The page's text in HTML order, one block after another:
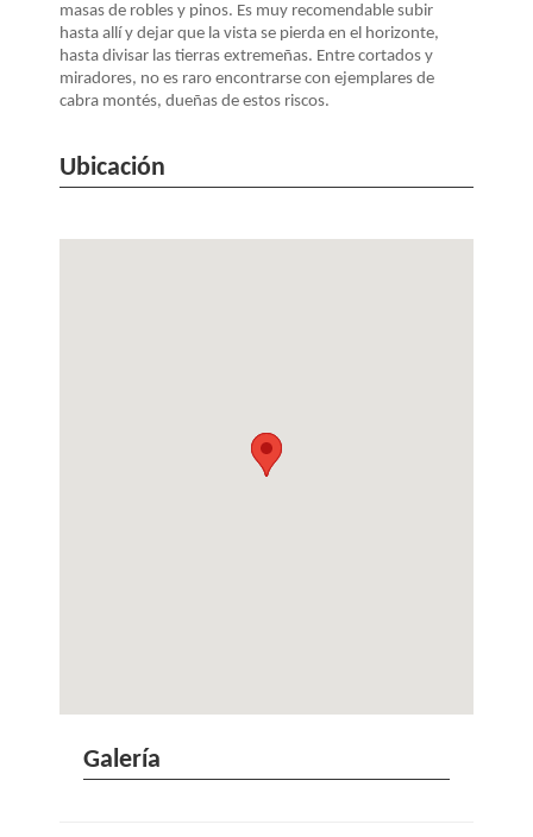
masas de robles y pinos. Es muy recomendable subir
hasta allí y dejar que la vista se pierda en el horizonte,
hasta divisar las tierras extremeñas. Entre cortados y
miradores, no es raro encontrarse con ejemplares de
cabra montés, dueñas de estos riscos.
Ubicación
Galería